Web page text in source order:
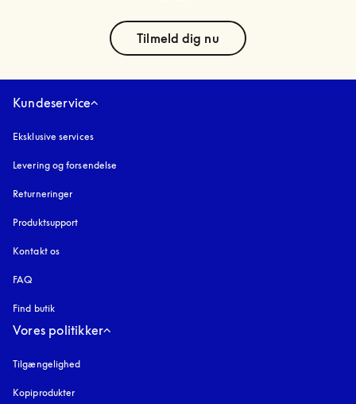
Tilmeld dig nu
Kundeservice
Eksklusive services
Levering og forsendelse
Returneringer
Produktsupport
Kontakt os
FAQ
Find butik
Vores politikker
Tilgængelighed
Kopiprodukter